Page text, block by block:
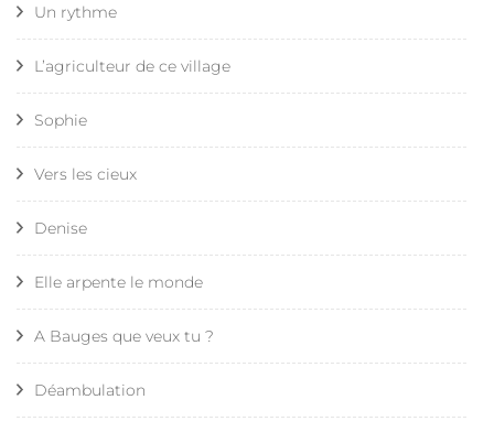
Un rythme
L’agriculteur de ce village
Sophie
Vers les cieux
Denise
Elle arpente le monde
A Bauges que veux tu ?
Déambulation